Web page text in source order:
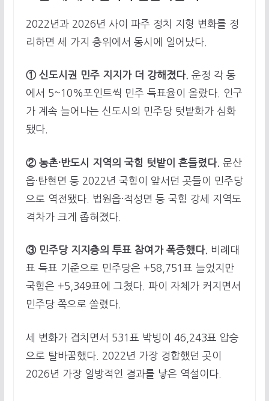
2022년과 2026년 사이 파주 정치 지형 변화를 정
리하면 세 가지 층위에서 동시에 일어났다.
① 신도시권 민주 지지가 더 강해졌다. 운정 각 동
에서 5~10%포인트씩 민주 득표율이 올랐다. 인구
가 계속 늘어나는 신도시의 민주당 텃밭화가 심화
됐다.
② 농촌·반도시 지역의 국힘 텃밭이 흔들렸다. 문산
읍·탄현면 등 2022년 국힘이 앞서던 곳들이 민주당
으로 역전됐다. 법원읍·적성면 등 국힘 강세 지역도
격차가 크게 좁혀졌다.
③ 민주당 지지층의 투표 참여가 폭증했다. 비례대
표 득표 기준으로 민주당은 +58,751표 늘었지만
국힘은 +5,349표에 그쳤다. 파이 자체가 커지면서
민주당 쪽으로 쏠렸다.
세 변화가 겹치면서 531표 박빙이 46,243표 압승
으로 탈바꿈했다. 2022년 가장 경합했던 곳이
2026년 가장 일방적인 결과를 낳은 역설이다.